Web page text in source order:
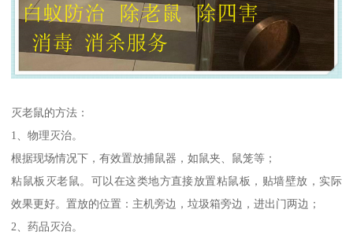
灭老鼠的方法：
1、物理灭治。
根据现场情况下，有效置放捕鼠器，如鼠夹、鼠笼等；
粘鼠板灭老鼠。可以在这类地方直接放置粘鼠板，贴墙壁放，实际
效果更好。置放的位置：主机旁边，垃圾箱旁边，进出门两边；
2、药品灭治。